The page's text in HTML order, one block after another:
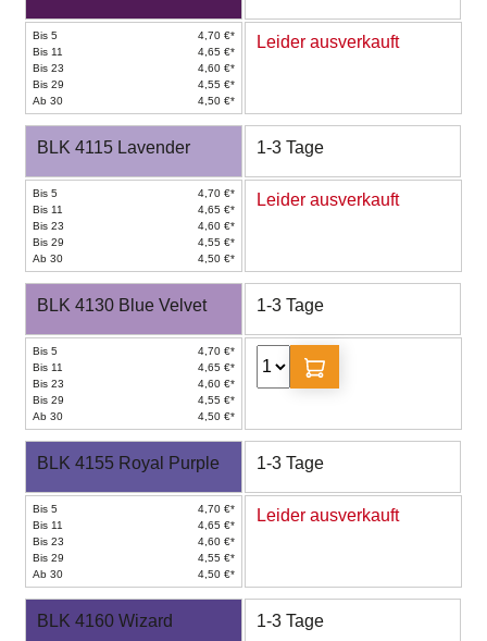
Bis 5
4,70 €*
Bis 11
4,65 €*
Bis 23
4,60 €*
Bis 29
4,55 €*
Ab 30
4,50 €*
Leider ausverkauft
BLK 4115 Lavender 1-3 Tage
Bis 5
4,70 €*
Bis 11
4,65 €*
Bis 23
4,60 €*
Bis 29
4,55 €*
Ab 30
4,50 €*
Leider ausverkauft
BLK 4130 Blue Velvet 1-3 Tage
Bis 5
4,70 €*
Bis 11
4,65 €*
Bis 23
4,60 €*
Bis 29
4,55 €*
Ab 30
4,50 €*
BLK 4155 Royal Purple 1-3 Tage
Bis 5
4,70 €*
Bis 11
4,65 €*
Bis 23
4,60 €*
Bis 29
4,55 €*
Ab 30
4,50 €*
Leider ausverkauft
BLK 4160 Wizard 1-3 Tage